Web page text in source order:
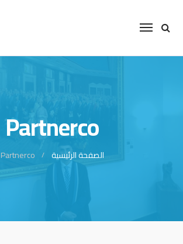
Partnerco
الصفحة الرئيسية Partnerco